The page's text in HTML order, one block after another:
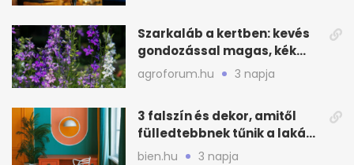
Szarkaláb a kertben: kevés
gondozással magas, kék
virágfalat ad
agroforum.hu 3 napja
3 falszín és dekor, amitől
fülledtebbnek tűnik a lakás
nyáron
bien.hu 3 napja